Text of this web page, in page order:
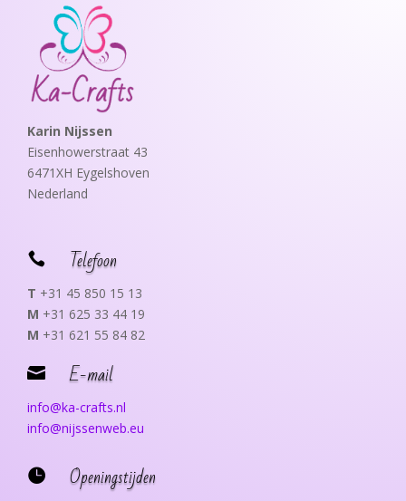
Karin Nijssen
Eisenhowerstraat 43
6471XH Eygelshoven
Nederland
 Telefoon
T +31 45 850 15 13
M +31 625 33 44 19
M +31 621 55 84 82
 E-mail
info@ka-crafts.nl
info@nijssenweb.eu
 Openingstijden